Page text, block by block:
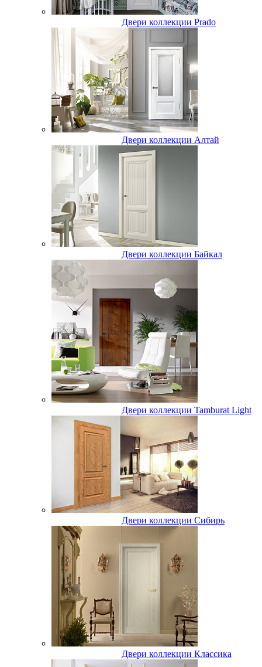
Двери коллекции Prado
Двери коллекции Алтай
Двери коллекции Байкал
Двери коллекции Tamburat Light
Двери коллекции Сибирь
Двери коллекции Классика